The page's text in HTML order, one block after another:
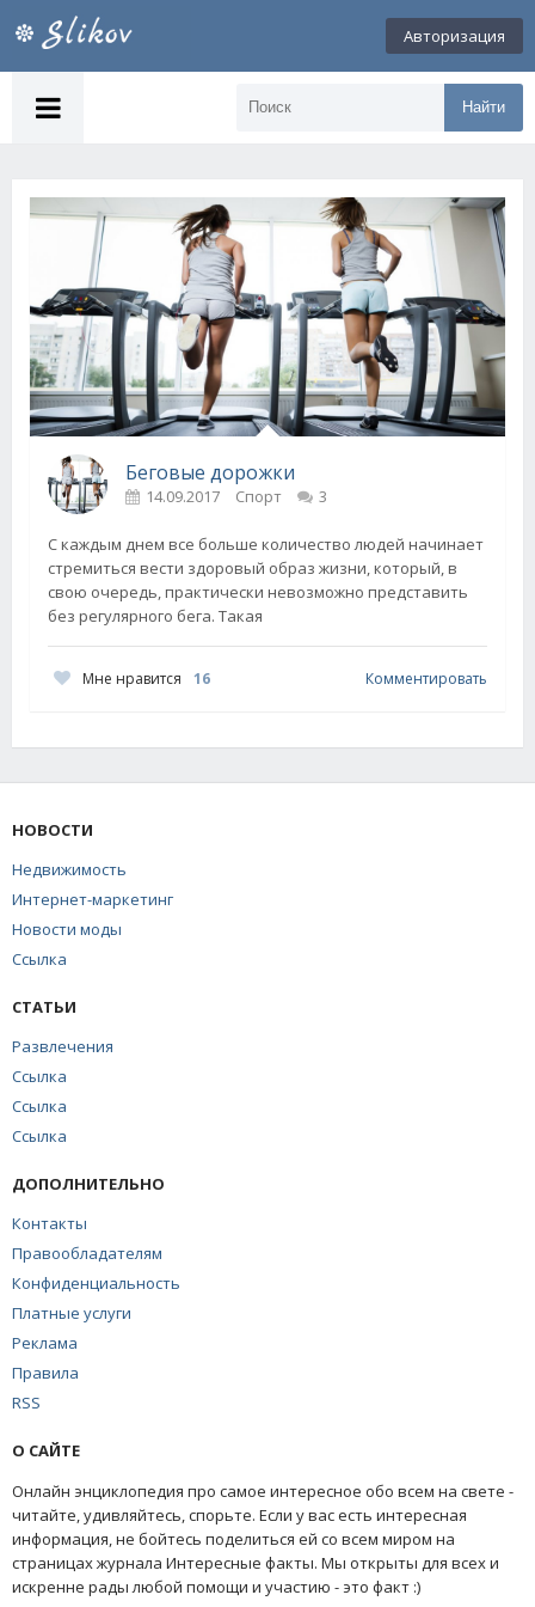
Авторизация
Найти
Беговые дорожки
14.09.2017 Спорт 3
С каждым днем все больше количество людей начинает
стремиться вести здоровый образ жизни, который, в
свою очередь, практически невозможно представить
без регулярного бега. Такая
Мне нравится 16 Комментировать
НОВОСТИ
Недвижимость
Интернет-маркетинг
Новости моды
Ссылка
СТАТЬИ
Развлечения
Ссылка
Ссылка
Ссылка
ДОПОЛНИТЕЛЬНО
Контакты
Правообладателям
Конфиденциальность
Платные услуги
Реклама
Правила
RSS
О САЙТЕ
Онлайн энциклопедия про самое интересное обо всем на свете -
читайте, удивляйтесь, спорьте. Если у вас есть интересная
информация, не бойтесь поделиться ей со всем миром на
страницах журнала Интересные факты. Мы открыты для всех и
искренне рады любой помощи и участию - это факт :)